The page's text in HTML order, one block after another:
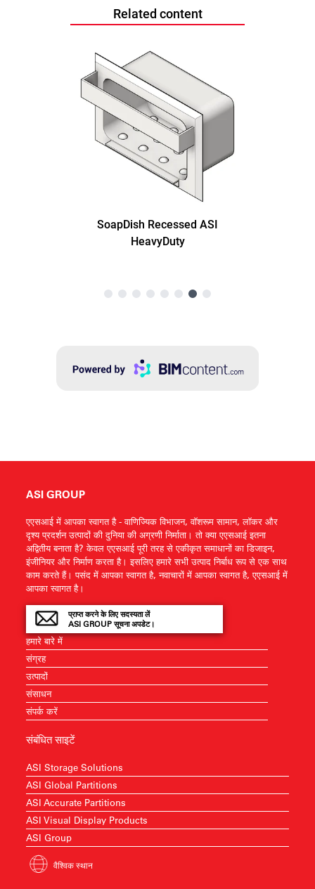
ASI GROUP
एएसआई में आपका स्वागत है - वाणिज्यिक विभाजन, वॉशरूम सामान, लॉकर और
दृश्य प्रदर्शन उत्पादों की दुनिया की अग्रणी निर्माता। तो क्या एएसआई इतना
अद्वितीय बनाता है? केवल एएसआई पूरी तरह से एकीकृत समाधानों का डिजाइन,
इंजीनियर और निर्माण करता है। इसलिए हमारे सभी उत्पाद निर्बाध रूप से एक साथ
काम करते हैं। पसंद में आपका स्वागत है, नवाचारों में आपका स्वागत है, एएसआई में
आपका स्वागत है।
प्राप्त करने के लिए सदस्यता लें
ASI GROUP सूचना अपडेट।
हमारे बारे में
संग्रह
उत्पादों
संसाधन
संपर्क करें
संबंधित साइटें
ASI Storage Solutions
ASI Global Partitions
ASI Accurate Partitions
ASI Visual Display Products
ASI Group
वैश्विक स्थान